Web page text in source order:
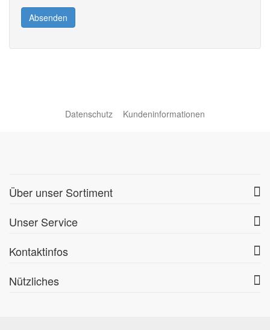
Absenden
Datenschutz Kundeninformationen
Über unser Sortiment
Unser Service
Kontaktinfos
Nützliches